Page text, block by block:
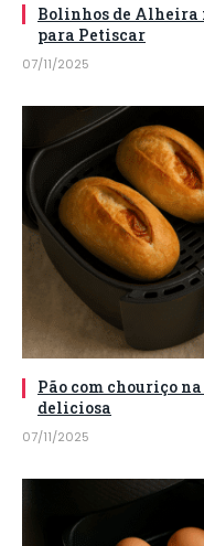
Bolinhos de Alheira
para Petiscar
07/11/2025
Pão com chouriço
deliciosa
07/11/2025